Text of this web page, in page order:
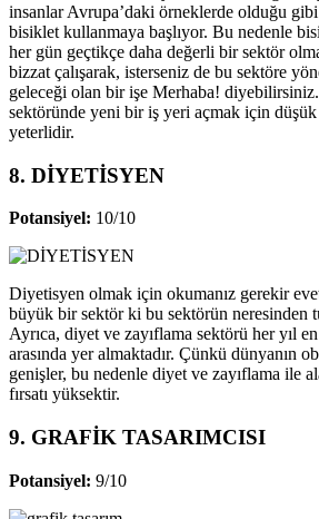
insanlar Avrupa’daki örneklerde olduğu
bisiklet kullanmaya başlıyor. Bu nedenle
her gün geçtikçe daha değerli bir sektör
bizzat çalışarak, isterseniz de bu sektöre
geleceği olan bir işe Merhaba!
sektöründe yeni bir iş yeri açmak için
yeterlidir.
8. DİYETİSYEN
Potansiyel: 10/10
Diyetisyen olmak için okumanız gerekir
büyük bir sektör ki bu sektörün neresinden
Ayrıca, diyet ve zayıflama sektörü her yıl
arasında yer almaktadır. Çünkü dünyanın
genişler, bu nedenle diyet ve zayıflama ile
fırsatı yüksektir.
9. GRAFİK TASARIMCISI
Potansiyel: 9/10